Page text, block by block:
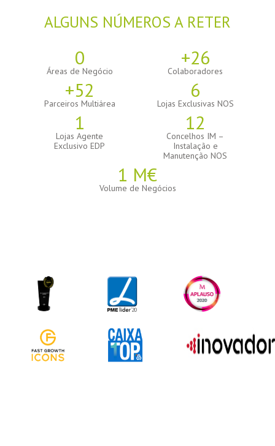
ALGUNS NÚMEROS A RETER
1
Áreas de Negócio
+39
Colaboradores
+79
Parceiros Multiárea
9
Lojas Exclusivas NOS
1
Lojas Agente
Exclusivo EDP
18
Concelhos IM –
Instalação e
Manutenção NOS
2 M€
Volume de Negócios